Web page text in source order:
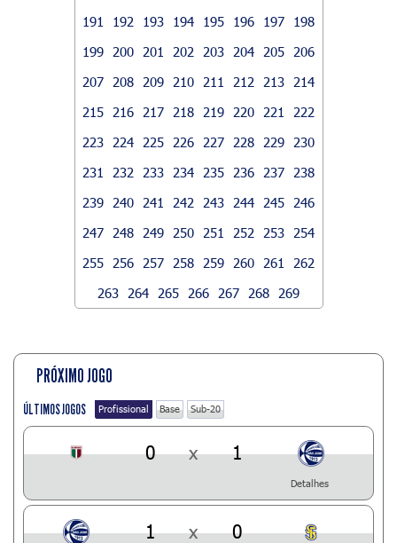
191
192 193 194 195 196 197
198
199
200 201 202 203 204 205
206
207
208 209 210 211 212 213
214
215
216 217 218 219 220 221
222
223
224 225 226 227 228 229
230
231
232 233 234 235 236 237
238
239
240 241 242 243 244 245
246
247
248 249 250 251 252 253
254
255
256 257 258 259 260 261
262
263
264 265 266 267 268 269
PRÓXIMO JOGO
ÚLTIMOS JOGOS Profissional Base Sub-20
0 x 1
Detalhes
1 x 0